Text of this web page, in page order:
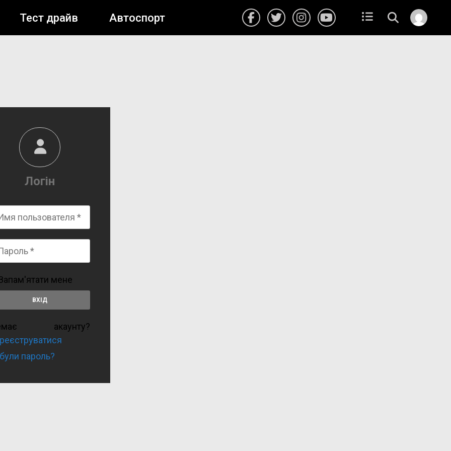
Тест драйв Автоспорт
Логін
мене
акаунту?
пароль?